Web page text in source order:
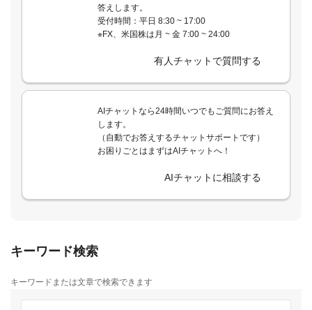
答えします。
受付時間：平日 8:30 ~ 17:00
※FX、米国株は月 ~ 金 7:00 ~ 24:00
有人チャットで質問する
AIチャットなら24時間いつでもご質問にお答え
します。
（自動でお答えするチャットサポートです）
お困りごとはまずはAIチャットへ！
AIチャットに相談する
キーワード検索
キーワードまたは文章で検索できます